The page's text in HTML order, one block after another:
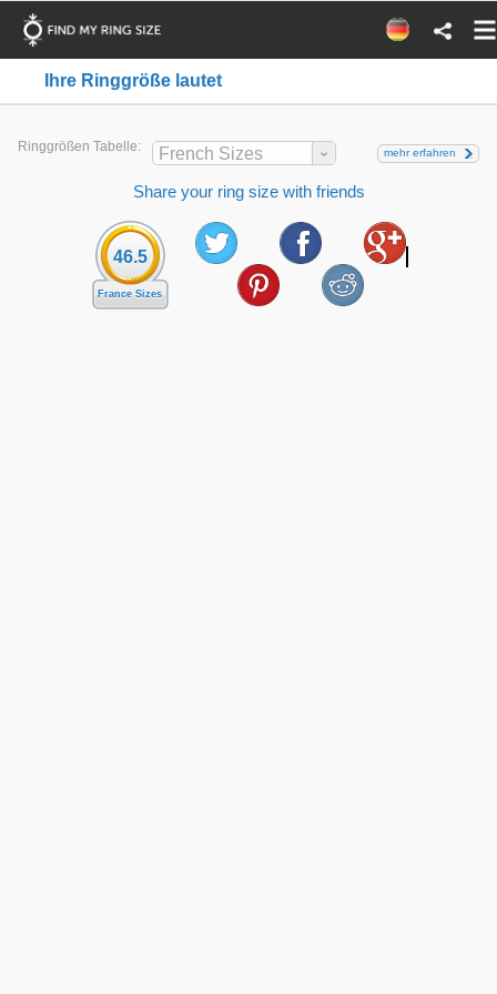
Ihre Ringgröße lautet
Ringgrößen Tabelle: French Sizes mehr erfahren
Share your ring size with friends
46.5
France Sizes